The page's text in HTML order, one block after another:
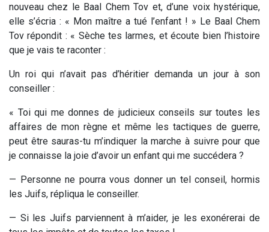
nouveau chez le Baal Chem Tov et, d’une voix hystérique,
elle s’écria : « Mon maître a tué l’enfant ! » Le Baal Chem
Tov répondit : « Sèche tes larmes, et écoute bien l’histoire
que je vais te raconter :
Un roi qui n’avait pas d’héritier demanda un jour à son
conseiller :
« Toi qui me donnes de judicieux conseils sur toutes les
affaires de mon règne et même les tactiques de guerre,
peut être sauras-tu m’indiquer la marche à suivre pour que
je connaisse la joie d’avoir un enfant qui me succédera ?
— Personne ne pourra vous donner un tel conseil, hormis
les Juifs, répliqua le conseiller.
— Si les Juifs parviennent à m’aider, je les exonérerai de